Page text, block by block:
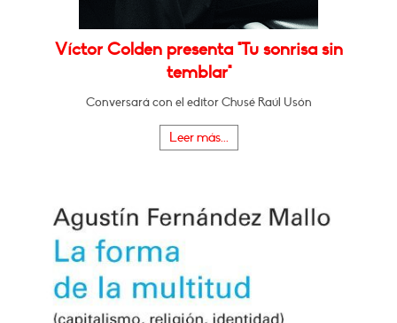
Víctor Colden presenta "Tu sonrisa sin
temblar"
Conversará con el editor Chusé Raúl Usón
Leer más...